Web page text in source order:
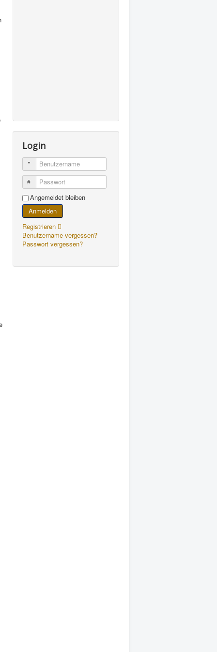
Login
Benutzername
Passwort
Angemeldet bleiben
Anmelden
Registrieren
Benutzername vergessen?
Passwort vergessen?